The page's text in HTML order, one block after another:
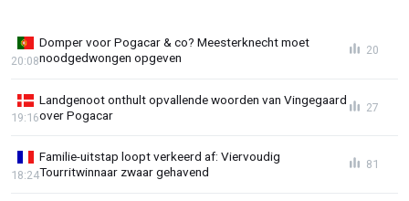
Domper voor Pogacar & co? Meesterknecht moet
noodgedwongen opgeven
20:08
20
Landgenoot onthult opvallende woorden van Vingegaard
over Pogacar
19:16
27
Familie-uitstap loopt verkeerd af: Viervoudig
Tourritwinnaar zwaar gehavend
18:24
81